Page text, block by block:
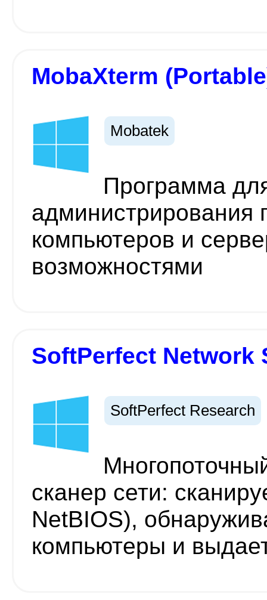
MobaXterm
Mobatek
Программа
администрирования
компьютеров и
возможностями
SoftPerfect Network
SoftPerfect Research
сканер сети:
NetBIOS),
компьютеры и